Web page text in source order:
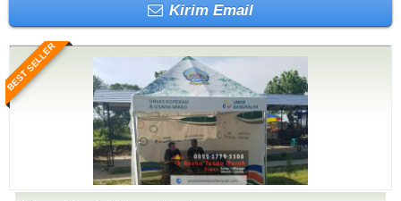
Kirim Email
BEST SELLER